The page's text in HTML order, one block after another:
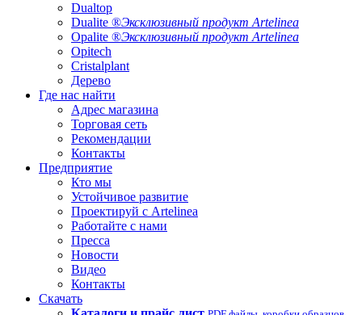
Dualtop
Dualite ®Эксклюзивный продукт Artelinea
Opalite ®Эксклюзивный продукт Artelinea
Opitech
Cristalplant
Дерево
Где нас найти
Адрес магазина
Торговая сеть
Рекомендации
Контакты
Предприятие
Кто мы
Устойчивое развитие
Проектируй с Artelinea
Работайте с нами
Пресса
Новости
Видео
Контакты
Скачать